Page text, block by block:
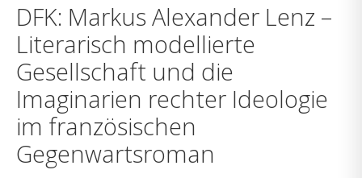
DFK: Markus Alexander Lenz –
Literarisch modellierte
Gesellschaft und die
Imaginarien rechter Ideologie
im französischen
Gegenwartsroman